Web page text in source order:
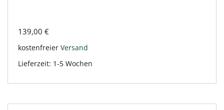
139,00 €
kostenfreier Versand
Lieferzeit: 1-5 Wochen